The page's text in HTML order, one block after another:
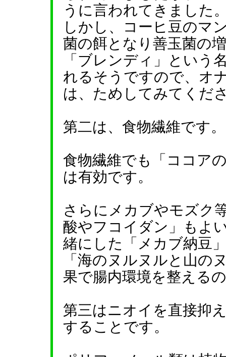
うに言われてきました
しかし、コーヒ豆のマ
菌の餌となり善玉菌の
「ブレンディ」という
れるそうですので、オ
は、ためしてみてくだ
第二は、食物繊維です。
食物繊維でも「ココア
は有効です。
さらにメカブやモズク
酸やフコイダン」もよ
緒にした「メカブ納豆
「海のヌルヌルと山の
果で腸内環境を整える
第三はニオイを直接抑
することです。